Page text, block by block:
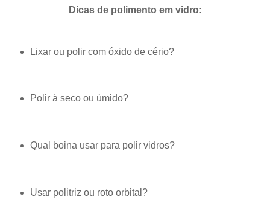
Dicas de polimento em vidro:
Lixar ou polir com óxido de cério?
Polir à seco ou úmido?
Qual boina usar para polir vidros?
Usar politriz ou roto orbital?